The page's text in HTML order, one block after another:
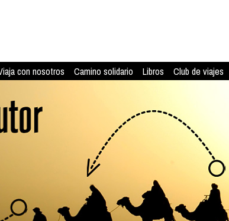
con nosotros Camino solidario Libros Club de viajes